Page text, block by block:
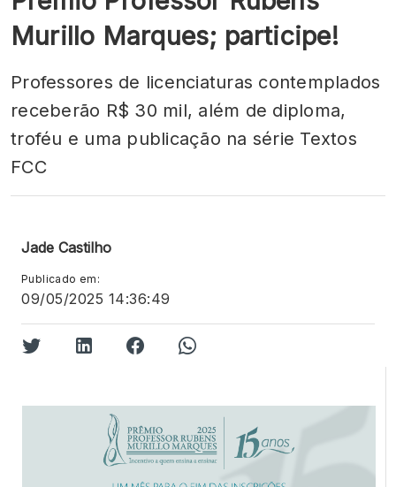
Murillo Marques; participe!
Professores de licenciaturas contemplados
receberão R$ 30 mil, além de diploma,
troféu e uma publicação na série Textos
FCC
Jade Castilho
Publicado em:
09/05/2025 14:36:49